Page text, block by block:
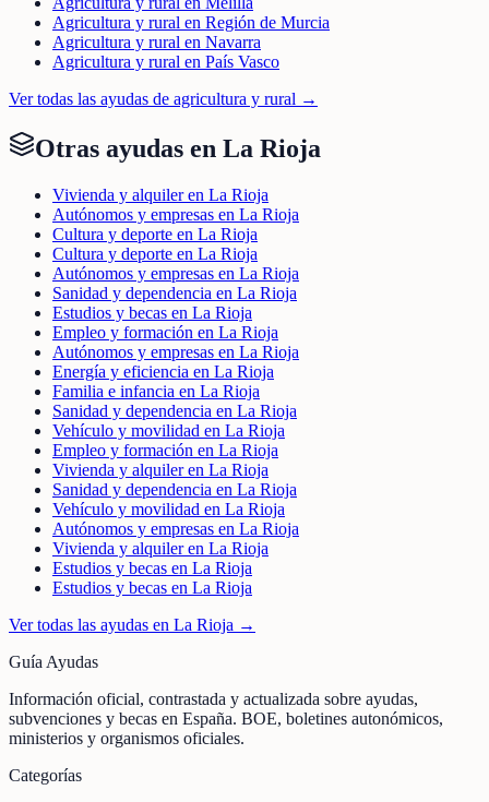
Agricultura y rural en Región de Murcia
Agricultura y rural en Navarra
Agricultura y rural en País Vasco
Ver todas las ayudas de agricultura y rural →
Otras ayudas en La Rioja
Vivienda y alquiler en La Rioja
Autónomos y empresas en La Rioja
Cultura y deporte en La Rioja
Cultura y deporte en La Rioja
Autónomos y empresas en La Rioja
Sanidad y dependencia en La Rioja
Estudios y becas en La Rioja
Empleo y formación en La Rioja
Autónomos y empresas en La Rioja
Energía y eficiencia en La Rioja
Familia e infancia en La Rioja
Sanidad y dependencia en La Rioja
Vehículo y movilidad en La Rioja
Empleo y formación en La Rioja
Vivienda y alquiler en La Rioja
Sanidad y dependencia en La Rioja
Vehículo y movilidad en La Rioja
Autónomos y empresas en La Rioja
Vivienda y alquiler en La Rioja
Estudios y becas en La Rioja
Estudios y becas en La Rioja
Ver todas las ayudas en La Rioja →
Guía Ayudas
Información oficial, contrastada y actualizada sobre ayudas,
subvenciones y becas en España. BOE, boletines autonómicos,
ministerios y organismos oficiales.
Categorías